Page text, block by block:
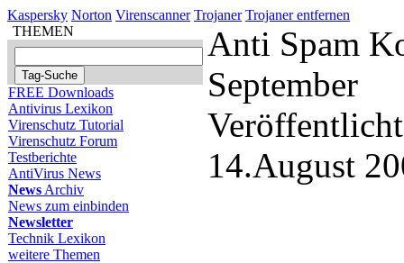
Kaspersky Norton Virenscanner Trojaner Trojaner entfernen
THEMEN
FREE Downloads
Antivirus Lexikon
Virenschutz Tutorial
Virenschutz Forum
Testberichte
AntiVirus News
News Archiv
News zum einbinden
Newsletter
Technik Lexikon
weitere Themen
Anti Spam
September
14.August